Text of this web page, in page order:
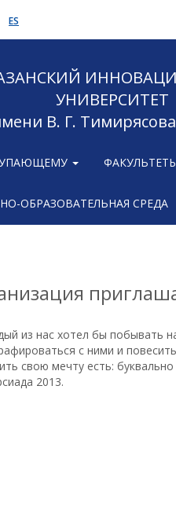
ES
УНИВЕРСИТЕТ
В. Г.
ОБРАЗОВАТЕЛЬНАЯ СРЕДА
из нас хотел бы побывать
с ними и
свою мечту есть:
2013.